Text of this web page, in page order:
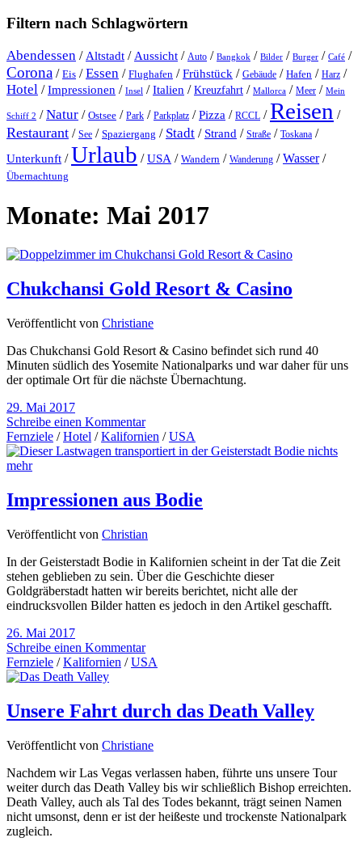
Filtern nach Schlagwörtern
Abendessen / Altstadt / Aussicht / Auto / Bangkok / Bilder / Burger / Café /
Corona / Eis /Essen / Flughafen /Frühstück / Gebäude / Hafen / Harz /
Hotel /Impressionen / Insel /Italien /Kreuzfahrt / Mallorca / Meer / Mein
Schiff 2 /Natur / Ostsee / Park / Parkplatz /Pizza / RCCL /Reisen /
Restaurant / See / Spaziergang / Stadt / Strand / Straße / Toskana /
Unterkunft /Urlaub /USA / Wandern / Wanderung /Wasser/
Übernachtung
Monate: Mai 2017
Chukchansi Gold Resort & Casino
Veröffentlicht von Christiane
Das Chukchansi Gold Resort & Casino befindet sich rund 40
Minuten südlich des Yosemite Nationalparks und war daher für uns
der optimale Ort für die nächste Übernachtung.
29. Mai 2017
Schreibe einen Kommentar
Fernziele /Hotel /Kalifornien /USA
Impressionen aus Bodie
Veröffentlicht von Christian
In der Geisterstadt Bodie in Kalifornien scheint in der Tat die Zeit
stehen geblieben zu sein. Über die Geschichte dieser
Goldgräberstadt hatten wir bereits berichtet, nicht alle der
eindrucksvollen Bilder hatten es jedoch in den Artikel geschafft.
26. Mai 2017
Schreibe einen Kommentar
Fernziele /Kalifornien /USA
Unsere Fahrt durch das Death Valley
Veröffentlicht von Christiane
Nachdem wir Las Vegas verlassen haben, führte uns unsere Tour
weiter durch das Death Valley bis wir schließlich Bishop erreichten.
Death Valley, auch als Tal des Todes bekannt, trägt seinen Namen
nicht umsonst, denn er ist der heißeste und trockenste Nationalpark
zugleich.